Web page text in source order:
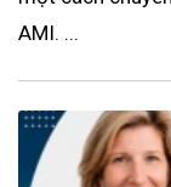
AMI. ...